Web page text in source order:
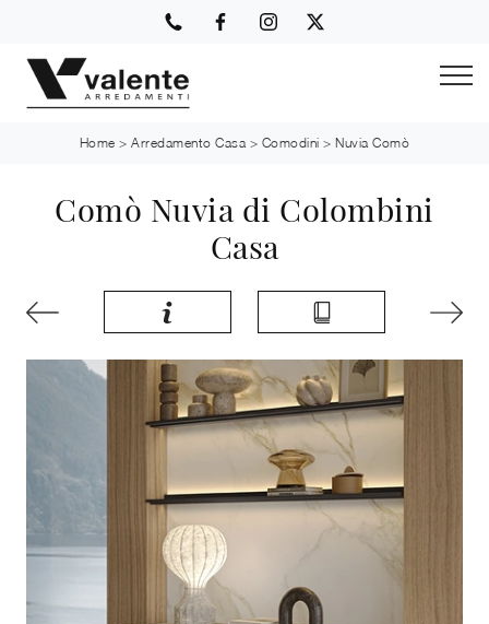
Home >Arredamento Casa > Comodini >Nuvia Comò
Comò Nuvia di Colombini
Casa